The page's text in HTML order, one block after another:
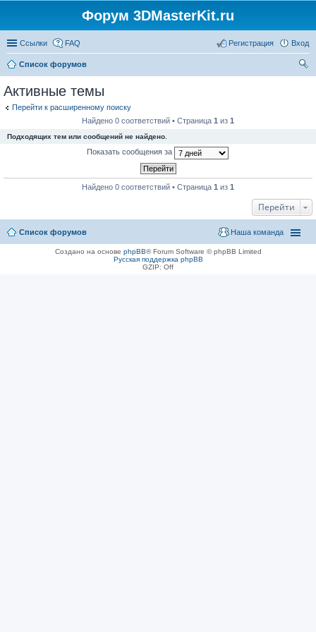
Форум 3DMasterKit.ru
Ссылки FAQ Вход
Регистрация
Список форумов
Активные темы
Перейти к расширенному поиску
Найдено 0 соответствий • Страница 1 из 1
Подходящих тем или сообщений не найдено.
Показать сообщения за
Найдено 0 соответствий • Страница 1 из 1
Перейти
Список форумов Наша команда
Создано на основе phpBB® Forum Software © phpBB Limited
Русская поддержка phpBB
GZIP: Off